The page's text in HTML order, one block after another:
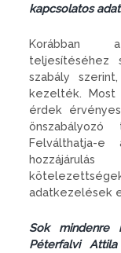
kapcsolatos
Korábban a
szabály
kezelték.
érdek
Felválthatja-
adatkezelések
Sok mindenre
Péterfalvi